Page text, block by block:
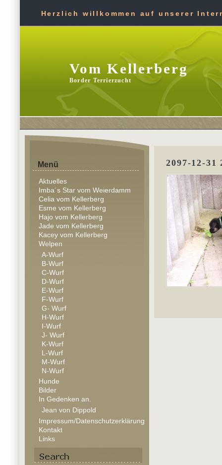
Herzlich willkommen auf unserer
Vom Kellerberg
Border Terrierzucht
2097-12-31
Menü
Aktuelles
Imba´s Star vom Weierdamm
Celia vom Kellerberg
Esme vom Kellerberg
Hajo vom Kellerberg
Jade vom Kellerberg
Kacey vom Kellerberg
Welpen
A-Wurf
B-Wurf
C-Wurf
D-Wurf
E-Wurf
F-Wurf
G- Wurf
H-Wurf
I-Wurf
J- Wurf
K-Wurf
L-Wurf
M-Wurf
N-Wurf
Hunde
Bilder
In Gedenken an.
Jean von Dippold
Impressum/Datenschutzerklärung
Kontakt
Links